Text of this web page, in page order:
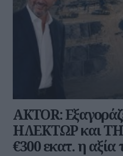
AKTOR:
ΗΛΕΚΤΩΡ και
€300 εκατ. η αξία